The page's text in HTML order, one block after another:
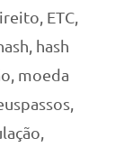
, ETC,
, hash
, moeda
,
,